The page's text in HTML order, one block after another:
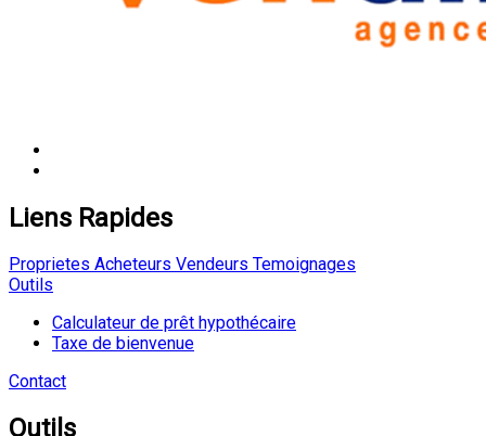
Liens Rapides
Proprietes Acheteurs Vendeurs Temoignages
Outils
Calculateur de prêt hypothécaire
Taxe de bienvenue
Contact
Outils